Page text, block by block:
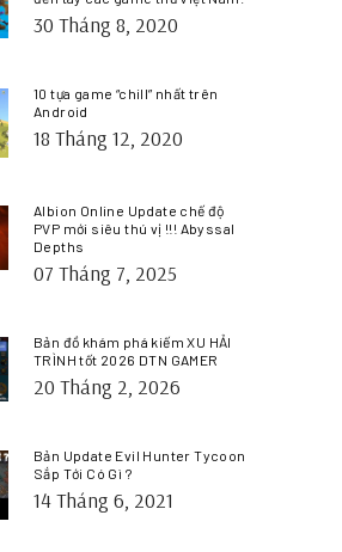
30 Tháng 8, 2020
10 tựa game “chill” nhất trên
Android
18 Tháng 12, 2020
Albion Online Update chế độ
PVP mới siêu thú vị !!! Abyssal
Depths
07 Tháng 7, 2025
Bản đồ khám phá kiếm XU HẢI
TRÌNH tốt 2026 DTN GAMER
20 Tháng 2, 2026
Bản Update Evil Hunter Tycoon
Sắp Tới Có Gì ?
14 Tháng 6, 2021